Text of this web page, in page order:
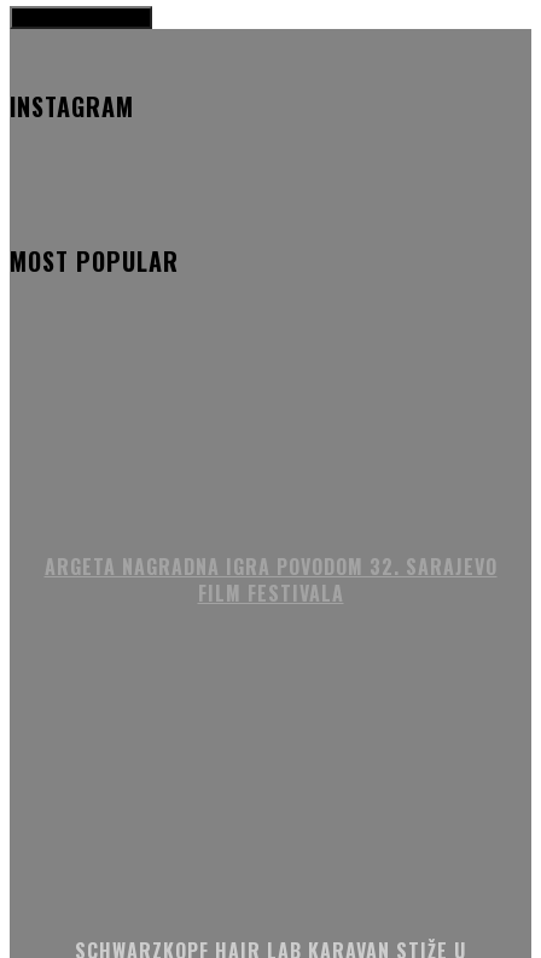
INSTAGRAM
MOST POPULAR
ARGETA NAGRADNA IGRA POVODOM 32. SARAJEVO
FILM FESTIVALA
SCHWARZKOPF HAIR LAB KARAVAN STIŽE U